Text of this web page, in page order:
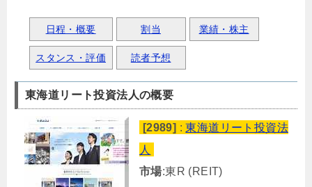
日程・概要 割当 業績・株主
スタンス・評価 読者予想
東海道リート投資法人の概要
[2989] :東海道リート投資法
人
市場:東R (REIT)